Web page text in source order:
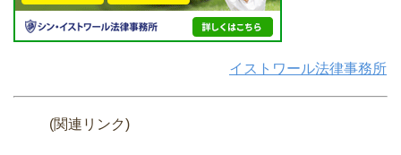
イストワール法律事務所
(関連リンク)